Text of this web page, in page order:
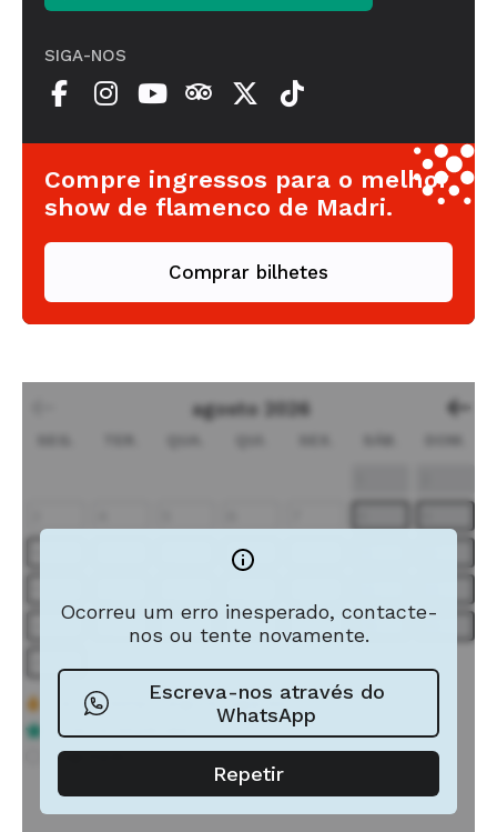
SIGA-NOS
Compre ingressos para o melhor
show de flamenco de Madri.
Comprar bilhetes